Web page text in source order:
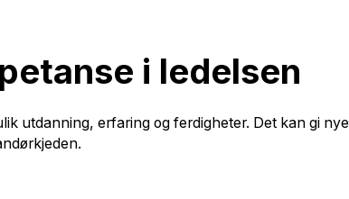
i ledelsen
utdanning, erfaring og ferdigheter. Det kan gi